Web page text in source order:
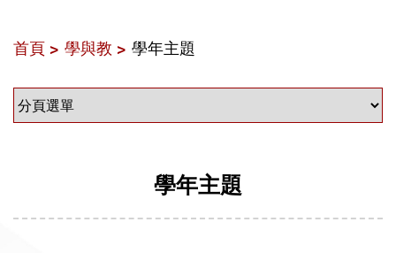
首頁 > 學與教 > 學年主題
學年主題